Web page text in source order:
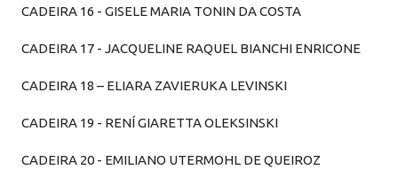
CADEIRA 16 - GISELE MARIA TONIN DA COSTA
CADEIRA 17 - JACQUELINE RAQUEL BIANCHI ENRICONE
CADEIRA 18 – ELIARA ZAVIERUKA LEVINSKI
CADEIRA 19 - RENÍ GIARETTA OLEKSINSKI
CADEIRA 20 - EMILIANO UTERMOHL DE QUEIROZ